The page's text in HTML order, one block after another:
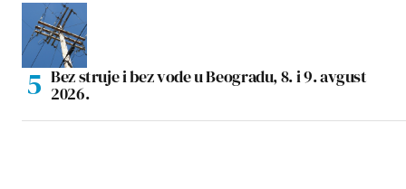
Bez struje i bez vode u Beogradu, 8. i 9. avgust
2026.